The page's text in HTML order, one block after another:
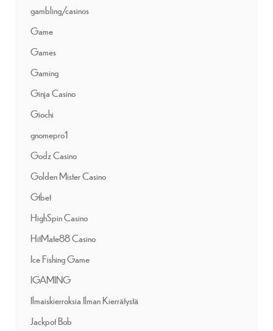
gambling/casinos
Game
Games
Gaming
Ginja Casino
Giochi
gnomepro1
Godz Casino
Golden Mister Casino
Gtbet
HighSpin Casino
HitMate88 Casino
Ice Fishing Game
IGAMING
Ilmaiskierroksia Ilman Kierrätystä
Jackpot Bob